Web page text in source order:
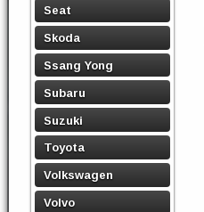
Seat
Skoda
Ssang Yong
Subaru
Suzuki
Toyota
Volkswagen
Volvo